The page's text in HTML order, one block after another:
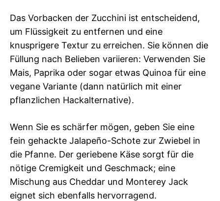
Das Vorbacken der Zucchini ist entscheidend,
um Flüssigkeit zu entfernen und eine
knusprigere Textur zu erreichen. Sie können die
Füllung nach Belieben variieren: Verwenden Sie
Mais, Paprika oder sogar etwas Quinoa für eine
vegane Variante (dann natürlich mit einer
pflanzlichen Hackalternative).
Wenn Sie es schärfer mögen, geben Sie eine
fein gehackte Jalapeño-Schote zur Zwiebel in
die Pfanne. Der geriebene Käse sorgt für die
nötige Cremigkeit und Geschmack; eine
Mischung aus Cheddar und Monterey Jack
eignet sich ebenfalls hervorragend.